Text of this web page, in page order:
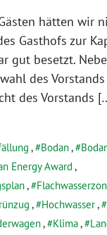
hät­ten wir
Gasthofs zur
gut besetzt.
des
des Vorstands
, Bodan,
Energy Award ,
,
, Hochwasser,
, Klima,